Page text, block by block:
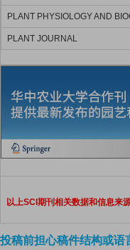
PLANT PHYSIOLOGY AND
PLANT JOURNAL
以上SCI期刊相关数据和信息来
投稿前担心稿件结构或语